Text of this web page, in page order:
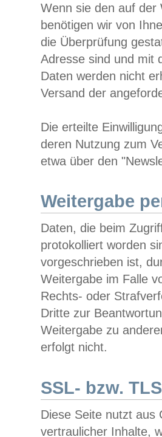
Wenn sie den auf der
benötigen wir von
die Überprüfung
Adresse sind und mit
Daten werden nicht
Versand der
Die erteilte
deren Nutzung zum
etwa über den
Weitergabe
Daten, die beim
protokolliert worden
vorgeschrieben ist,
Weitergabe im Falle
Rechts- oder
Dritte zur
Weitergabe zu
erfolgt nicht.
SSL- bzw.
Diese Seite nutzt aus
vertraulicher Inhalte,